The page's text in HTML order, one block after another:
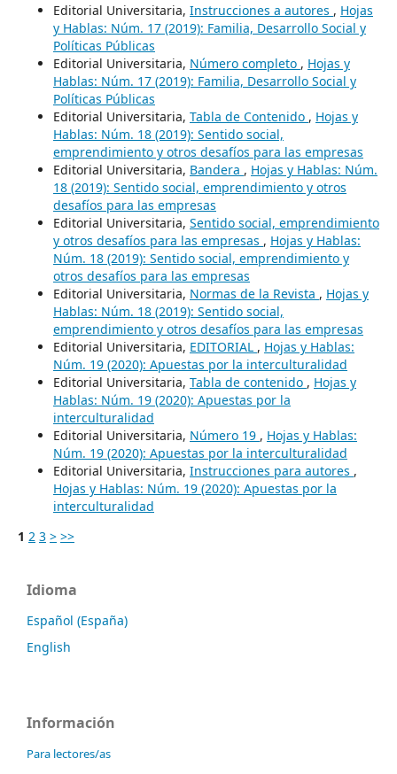
Editorial Universitaria, Instrucciones a autores , Hojas
y Hablas: Núm. 17 (2019): Familia, Desarrollo Social y
Políticas Públicas
Editorial Universitaria, Número completo , Hojas y
Hablas: Núm. 17 (2019): Familia, Desarrollo Social y
Políticas Públicas
Editorial Universitaria, Tabla de Contenido , Hojas y
Hablas: Núm. 18 (2019): Sentido social,
emprendimiento y otros desafíos para las empresas
Editorial Universitaria, Bandera , Hojas y Hablas: Núm.
18 (2019): Sentido social, emprendimiento y otros
desafíos para las empresas
Editorial Universitaria, Sentido social, emprendimiento
y otros desafíos para las empresas , Hojas y Hablas:
Núm. 18 (2019): Sentido social, emprendimiento y
otros desafíos para las empresas
Editorial Universitaria, Normas de la Revista , Hojas y
Hablas: Núm. 18 (2019): Sentido social,
emprendimiento y otros desafíos para las empresas
Editorial Universitaria, EDITORIAL , Hojas y Hablas:
Núm. 19 (2020): Apuestas por la interculturalidad
Editorial Universitaria, Tabla de contenido , Hojas y
Hablas: Núm. 19 (2020): Apuestas por la
interculturalidad
Editorial Universitaria, Número 19 , Hojas y Hablas:
Núm. 19 (2020): Apuestas por la interculturalidad
Editorial Universitaria, Instrucciones para autores ,
Hojas y Hablas: Núm. 19 (2020): Apuestas por la
interculturalidad
1 2 3 > >>
Idioma
Español (España)
English
Información
Para lectores/as